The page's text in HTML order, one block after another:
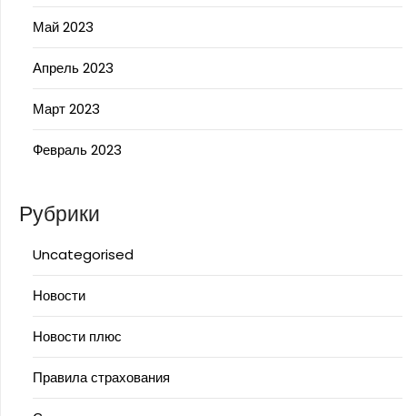
Май 2023
Апрель 2023
Март 2023
Февраль 2023
Рубрики
Uncategorised
Новости
Новости плюс
Правила страхования